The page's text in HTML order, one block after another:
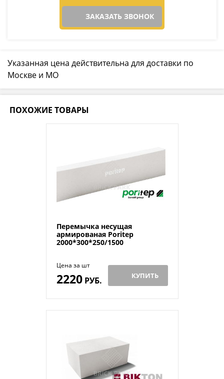
ЗАКАЗАТЬ ЗВОНОК
Указанная цена действительна для доставки по
Москве и МО
ПОХОЖИЕ ТОВАРЫ
Перемычка несущая
армированая Poritep
2000*300*250/1500
Цена за шт
2220РУБ. КУПИТЬ